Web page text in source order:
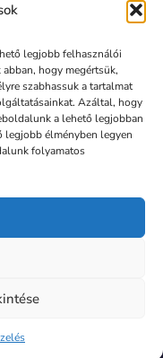
legjobb felhasználói
hogy megértsük,
szabhassuk a tartalmat
Azáltal, hogy
a lehető legjobban
legjobb élményben legyen
folyamatos